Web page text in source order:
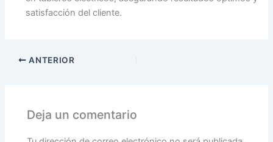
satisfacción del cliente.
ANTERIOR
Deja un comentario